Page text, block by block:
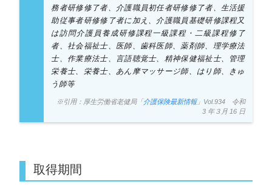
務者研修修了者、介護職員初任者研修修了者、生活援
助従事者研修修了者に加え、介護職員基礎研修課程又
は訪問介護員養成研修課程一級課程・二級課程修了
者、社会福祉士、医師、歯科医師、薬剤師、理学療法
士、作業療法士、言語聴覚士、精神保健福祉士、管理
栄養士、栄養士、あん摩マッサージ師、はり師、きゅ
う師等
※引用：厚生労働省老健局「介護保険最新情報」Vol.934 令和
3 年３月 16 日
取得期間